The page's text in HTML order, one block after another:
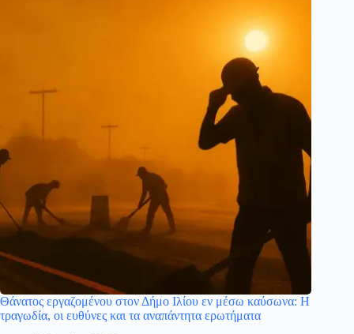
Θάνατος εργαζομένου στον Δήμο Ιλίου εν μέσω καύσωνα: Η
τραγωδία, οι ευθύνες και τα αναπάντητα ερωτήματα